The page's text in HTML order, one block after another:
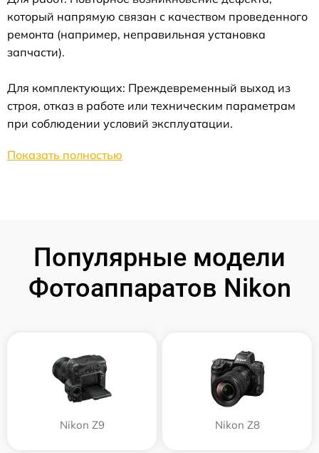
который напрямую связан с качеством проведенного
ремонта (например, неправильная установка
запчасти).
Для комплектующих: Преждевременный выход из
строя, отказ в работе или техническим параметрам
при соблюдении условий эксплуатации.
Показать полностью
Популярные модели
Фотоаппаратов Nikon
Nikon Z9 Nikon Z8